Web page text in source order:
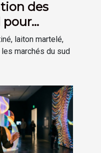
des
pour
laiton martelé,
marchés du sud